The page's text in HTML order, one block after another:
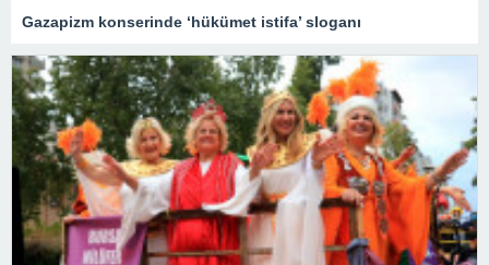
Gazapizm konserinde ‘hükümet istifa’ sloganı